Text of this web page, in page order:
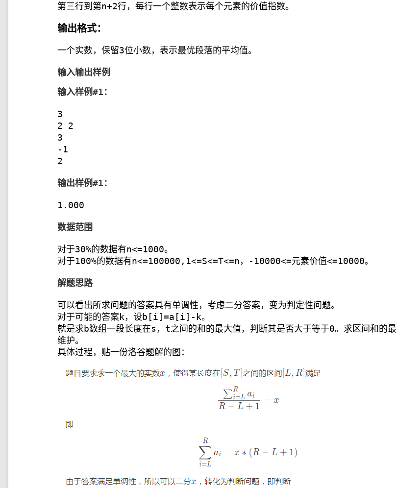
第三行到第n+2行，每行一个整数表示每个元素的价值指数。
输出格式：
一个实数，保留3位小数，表示最优段落的平均值。
输入输出样例
输入样例#1：
3
2 2
3
-1
2
输出样例#1：
1.000
数据范围
对于30%的数据有n<=1000。
对于100%的数据有n<=100000,1<=S<=T<=n，-10000<=元素价值<=10000。
解题思路
可以看出所求问题的答案具有单调性，考虑二分答案，变为判定性问题。
对于可能的答案k，设b[i]=a[i]-k。
就是求b数组一段长度在s，t之间的和的最大值，判断其是否大于等于0。求区间和的
维护。
具体过程，贴一份洛谷题解的图：